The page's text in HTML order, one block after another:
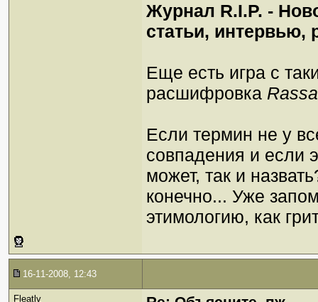
Журнал R.I.P. -
статьи, интервью,
Еще есть игра с
расшифровка
Если термин не у
совпадения и если
может, так и
конечно... Уже
этимологию, как
16-11-2008, 12:43
Fleatly